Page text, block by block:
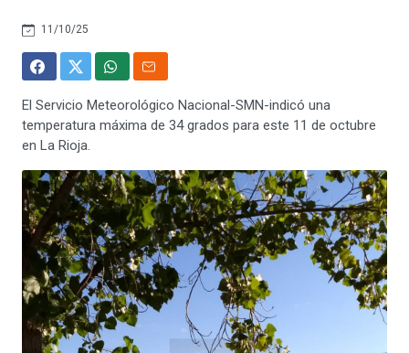
11/10/25
El Servicio Meteorológico Nacional-SMN-indicó una
temperatura máxima de 34 grados para este 11 de octubre
en La Rioja.